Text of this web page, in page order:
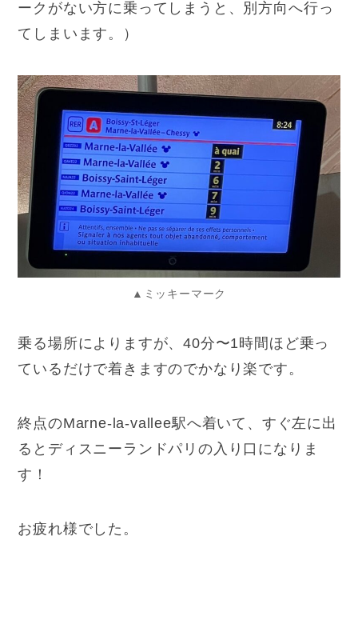
ークがない方に乗ってしまうと、別方向へ行っ
てしまいます。）
▲ミッキーマーク
乗る場所によりますが、40分〜1時間ほど乗っ
ているだけで着きますのでかなり楽です。
終点のMarne-la-vallee駅へ着いて、すぐ左に出
るとディスニーランドパリの入り口になりま
す！
お疲れ様でした。